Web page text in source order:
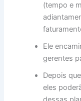
(tempo e
Ele
gerentes
Depois
eles